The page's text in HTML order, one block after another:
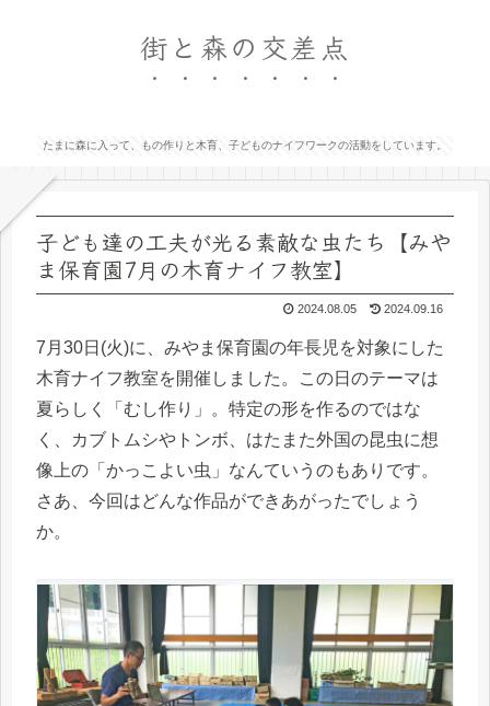
街と森の交差点
たまに森に入って、もの作りと木育、子どものナイフワークの活動をしています。
子ども達の工夫が光る素敵な虫たち【みや
ま保育園7月の木育ナイフ教室】
2024.08.05 2024.09.16
7月30日(火)に、みやま保育園の年長児を対象にした
木育ナイフ教室を開催しました。この日のテーマは
夏らしく「むし作り」。特定の形を作るのではな
く、カブトムシやトンボ、はたまた外国の昆虫に想
像上の「かっこよい虫」なんていうのもありです。
さあ、今回はどんな作品ができあがったでしょう
か。